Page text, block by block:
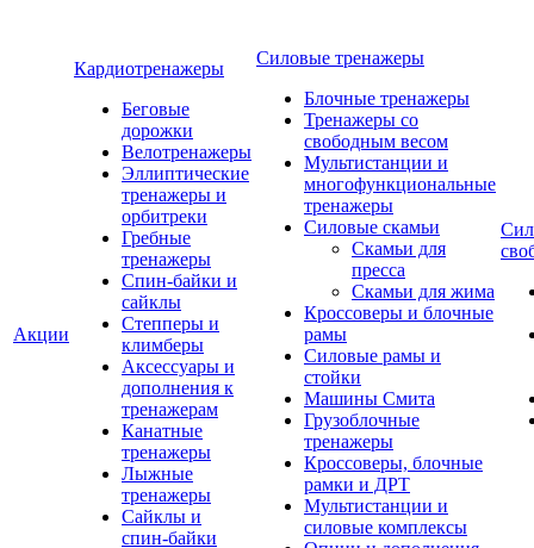
Акции
Кардиотренажеры
Беговые
дорожки
Велотренажеры
Эллиптические
тренажеры и
орбитреки
Гребные
тренажеры
Спин-байки и
сайклы
Степперы и
климберы
Аксессуары и
дополнения к
тренажерам
Канатные
тренажеры
Лыжные
тренажеры
Сайклы и
спин-байки
Силовые тренажеры
Блочные тренажеры
Тренажеры со
свободным весом
Мультистанции и
многофункциональные
тренажеры
Силовые скамьи
Скамьи для
пресса
Скамьи для жима
Кроссоверы и блочные
рамы
Силовые рамы и
стойки
Машины Смита
Грузоблочные
тренажеры
Кроссоверы, блочные
рамки и ДРТ
Мультистанции и
силовые комплексы